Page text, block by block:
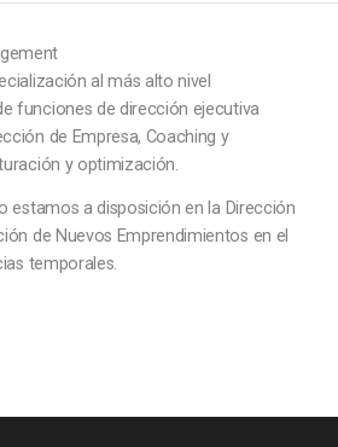
al más alto nivel
funciones de dirección ejecutiva
de Empresa, Coaching y
y optimización.
estamos a disposición en la Dirección
de Nuevos Emprendimientos en el
temporales.